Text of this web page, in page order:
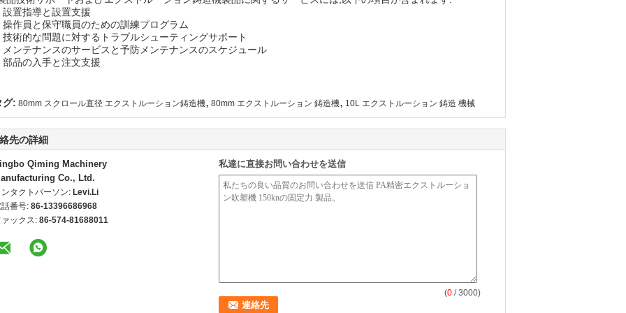
設置指導と設置支援
操作員と保守職員のための訓練プログラム
技術的な問題に対するトラブルシューティングサポート
メンテナンスのサービスと予防メンテナンスのスケジュール
部品の入手と注文支援
グ: 80mm スクロール直径 エクストルーション鋳造機, 80mm エクストルーション 鋳造機, 10L エクストルーション 鋳造 機械
先の詳細
Qiming Machinery
Co., Ltd.
ンタクトパーソン: Levi.Li
話番号: 86-13396686968
ァックス: 86-574-81688011
私達に直接お問い合わせを送信
(0 / 3000)